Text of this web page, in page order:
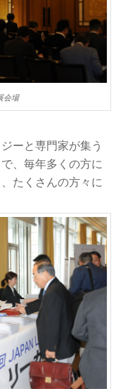
会場
ーと専門家が集う
、毎年多くの方に
たくさんの方々に